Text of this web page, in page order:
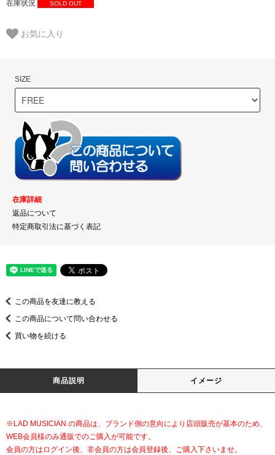
在庫状況 SOLD OUT
お気に入り
SIZE
在庫詳細
返品について
特定商取引法に基づく表記
この商品を友達に教える
この商品について問い合わせる
買い物を続ける
商品説明 イメージ
※LAD MUSICIAN の商品は、ブランド側の意向により店頭販売が基本のため、
WEB会員様のみ通販でのご購入が可能です。
会員の方はログイン後、非会員の方は会員登録後、ご購入下さいませ。